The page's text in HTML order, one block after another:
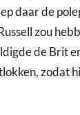
daar de
zou
de Brit
zodat